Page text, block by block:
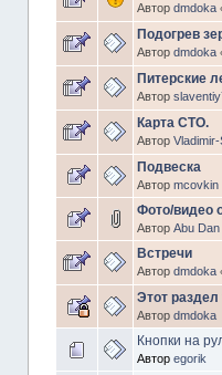
Автор dmdoka
Подогрев
Автор dmdoka
Питерские
Автор
Карта СТО.
Автор Vladimir-
Подвеска
Автор mcovkin
Фото/видео
Автор Abu Dan
Встречи
Автор dmdoka
Этот
Автор dmdoka
Кнопки на
Автор egorik